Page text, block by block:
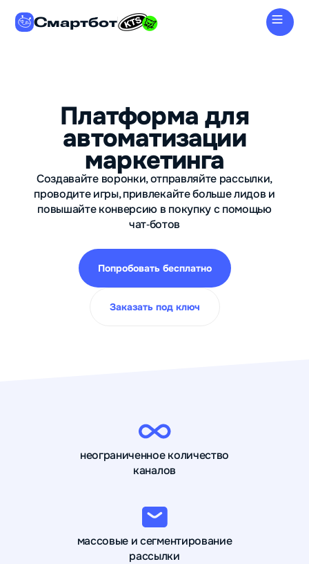
Смартбот
Платформа для
автоматизации
маркетинга
Создавайте воронки, отправляйте рассылки,
проводите игры, привлекайте больше лидов и
повышайте конверсию в покупку с помощью
чат‑ботов
Попробовать бесплатно
Заказать под ключ
неограниченное количество
каналов
массовые и сегментирование
рассылки